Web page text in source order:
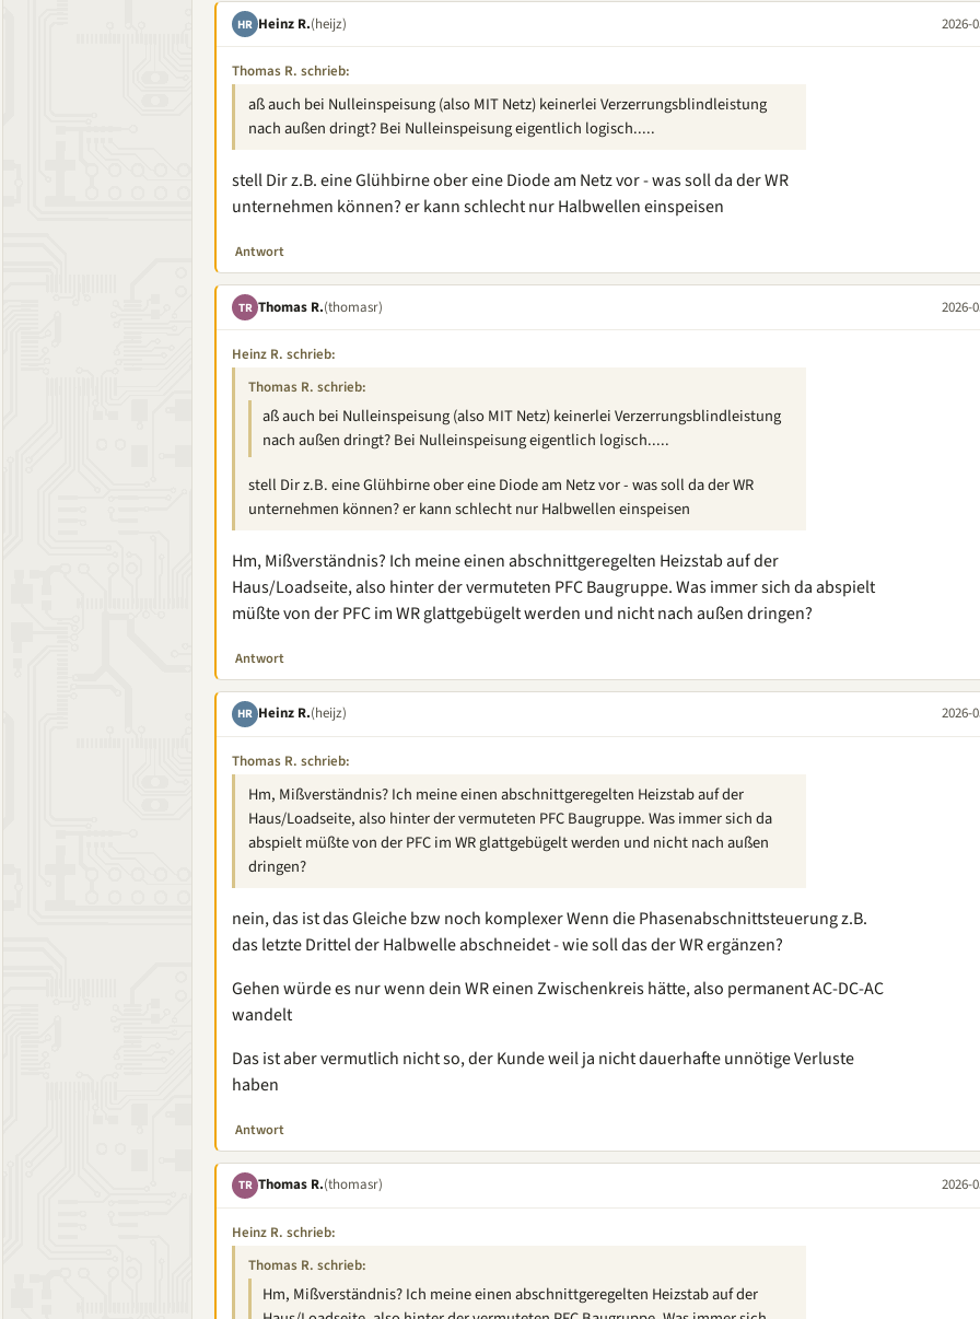
HR Heinz R.(heijz) 2026-
Thomas R. schrieb:
aß auch bei Nulleinspeisung (also MIT Netz) keinerlei Verzerrungsblindleistung
nach außen dringt? Bei Nulleinspeisung eigentlich logisch.....
stell Dir z.B. eine Glühbirne ober eine Diode am Netz vor - was soll da der WR
unternehmen können? er kann schlecht nur Halbwellen einspeisen
Antwort
TR Thomas R.(thomasr) 2026-
Heinz R. schrieb:
Thomas R. schrieb:
aß auch bei Nulleinspeisung (also MIT Netz) keinerlei Verzerrungsblindleistung
nach außen dringt? Bei Nulleinspeisung eigentlich logisch.....
stell Dir z.B. eine Glühbirne ober eine Diode am Netz vor - was soll da der WR
unternehmen können? er kann schlecht nur Halbwellen einspeisen
Hm, Mißverständnis? Ich meine einen abschnittgeregelten Heizstab auf der
Haus/Loadseite, also hinter der vermuteten PFC Baugruppe. Was immer sich da abspielt
müßte von der PFC im WR glattgebügelt werden und nicht nach außen dringen?
Antwort
HR Heinz R.(heijz) 2026-
Thomas R. schrieb:
Hm, Mißverständnis? Ich meine einen abschnittgeregelten Heizstab auf der
Haus/Loadseite, also hinter der vermuteten PFC Baugruppe. Was immer sich da
abspielt müßte von der PFC im WR glattgebügelt werden und nicht nach außen
dringen?
nein, das ist das Gleiche bzw noch komplexer Wenn die Phasenabschnittsteuerung z.B.
das letzte Drittel der Halbwelle abschneidet - wie soll das der WR ergänzen?
Gehen würde es nur wenn dein WR einen Zwischenkreis hätte, also permanent AC-DC-AC
wandelt
Das ist aber vermutlich nicht so, der Kunde weil ja nicht dauerhafte unnötige Verluste
haben
Antwort
TR Thomas R.(thomasr) 2026-
Heinz R. schrieb:
Thomas R. schrieb:
Hm, Mißverständnis? Ich meine einen abschnittgeregelten Heizstab auf der